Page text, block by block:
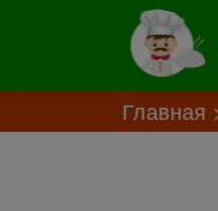
Главная